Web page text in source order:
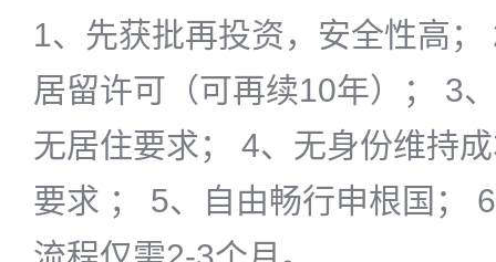
1、先获批再投资，安全性高
居留许可（可再续10年）； 3
无居住要求； 4、无身份维持
要求 ； 5、自由畅行申根国；